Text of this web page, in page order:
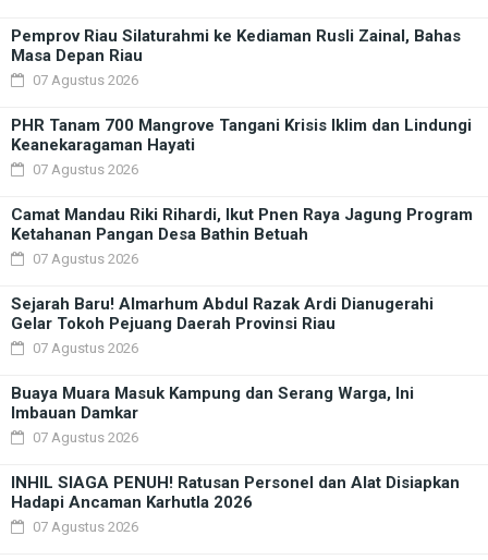
Pemprov Riau Silaturahmi ke Kediaman Rusli Zainal, Bahas
Masa Depan Riau
07 Agustus 2026
PHR Tanam 700 Mangrove Tangani Krisis Iklim dan Lindungi
Keanekaragaman Hayati
07 Agustus 2026
Camat Mandau Riki Rihardi, Ikut Pnen Raya Jagung Program
Ketahanan Pangan Desa Bathin Betuah
07 Agustus 2026
Sejarah Baru! Almarhum Abdul Razak Ardi Dianugerahi
Gelar Tokoh Pejuang Daerah Provinsi Riau
07 Agustus 2026
Buaya Muara Masuk Kampung dan Serang Warga, Ini
Imbauan Damkar
07 Agustus 2026
INHIL SIAGA PENUH! Ratusan Personel dan Alat Disiapkan
Hadapi Ancaman Karhutla 2026
07 Agustus 2026